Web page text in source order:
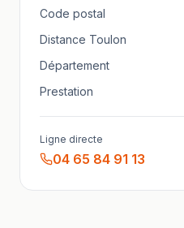
Code postal
Distance Toulon
Département
Prestation
Ligne directe
04 65 84 91 13